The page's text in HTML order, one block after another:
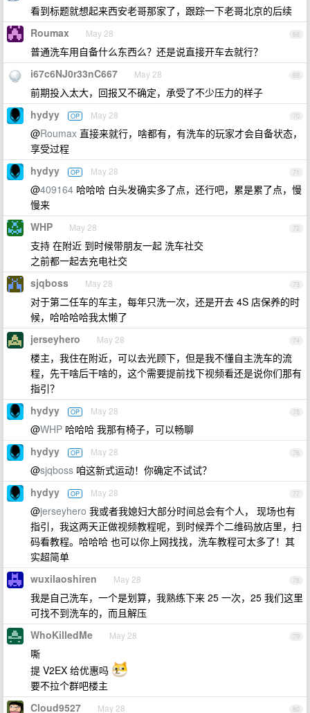
看到标题就想起来西安老哥那家了，跟踪一下老哥北京的后续
68
Roumax May 28
普通洗车用自备什么东西么？还是说直接开车去就行？
69
i67c6NJ0r33nC667 May 28
前期投入太大，回报又不确定，承受了不少压力的样子
70
hydyy OP May 28
@Roumax 直接来就行，啥都有，有洗车的玩家才会自备状态，
享受过程
71
hydyy OP May 28
@409164 哈哈哈 白头发确实多了点，还行吧，累是累了点，慢
慢来
72
WHP May 28
支持 在附近 到时候带朋友一起 洗车社交
之前都一起去充电社交
73
sjqboss May 28
对于第二任车的车主，每年只洗一次，还是开去 4S 店保养的时
候，哈哈哈哈我太懒了
74
jerseyhero May 28
楼主，我住在附近，可以去光顾下，但是我不懂自主洗车的流
程，先干啥后干啥的，这个需要提前找下视频看还是说你们那有
指引？
75
hydyy OP May 28
@WHP 哈哈哈 我那有椅子，可以畅聊
76
hydyy OP May 28
@sjqboss 咱这新式运动！你确定不试试？
77
hydyy OP May 28
@jerseyhero 我或者我媳妇大部分时间总会有个人， 现场也有
指引，我这两天正做视频教程呢，到时候弄个二维码放店里，扫
码看教程。哈哈哈 也可以你上网找找，洗车教程可太多了！其
实超简单
78
wuxilaoshiren May 28
我是自己洗车，一个是划算，我熟练下来 25 一次，25 我们这里
可找不到洗车的，而且解压
79
WhoKilledMe May 28
嘶
提 V2EX 给优惠吗
要不拉个群吧楼主
80
Cloud9527 May 28